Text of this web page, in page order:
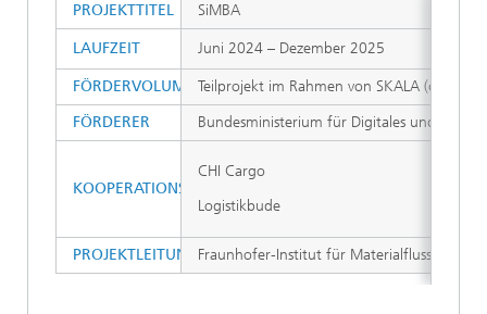
SiMBA
Juni 2024 – Dezember 2025
Teilprojekt im Rahmen von SKALA (ca. 5
Bundesministerium für Digitales und
CHI Cargo
Logistikbude
Fraunhofer-Institut für Materialfluss und
PROJEKTTITEL
LAUFZEIT
FÖRDERVOLUMEN
FÖRDERER
KOOPERATIONSPARTNER
PROJEKTLEITUNG